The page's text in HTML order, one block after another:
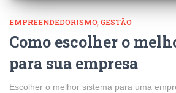
EMPREENDEDORISMO GESTÃO
Como escolher o
para sua empresa
Escolher o melhor sistema para uma